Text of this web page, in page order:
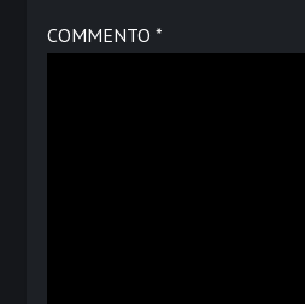
COMMENTO *